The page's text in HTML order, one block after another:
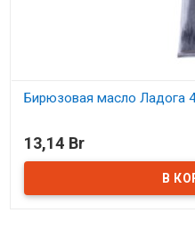
Бирюзовая масло Ладога
13,14 Br